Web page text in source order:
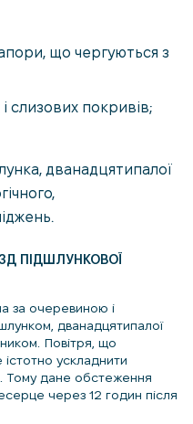
що чергуються з
слизових покривів;
дванадцятипалої
ПІДШЛУНКОВОЇ
за очеревиною і
дванадцятипалої
Повітря, що
ускладнити
Тому дане обстеження
через 12 годин після